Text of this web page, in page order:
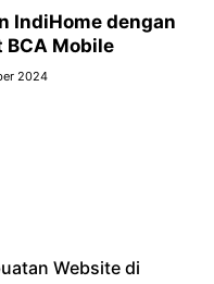
IndiHome dengan
BCA Mobile
2024
Website di